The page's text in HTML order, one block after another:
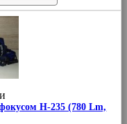
H-235 (780 Lm,